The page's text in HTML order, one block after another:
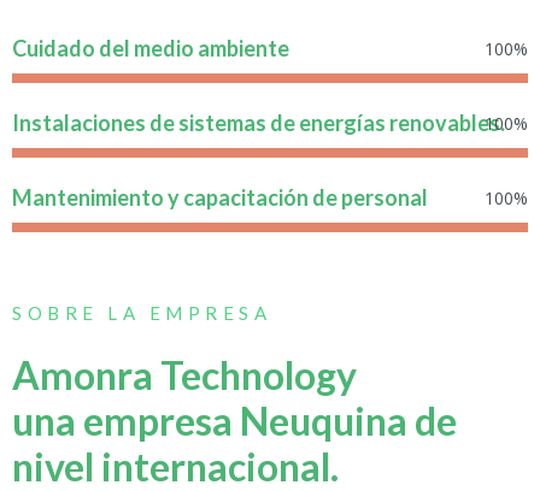
Cuidado del medio ambiente 100%
Instalaciones de sistemas de energías renovables.100%
Mantenimiento y capacitación de personal 100%
SOBRE LA EMPRESA
Amonra Technology
una empresa Neuquina de
nivel internacional.